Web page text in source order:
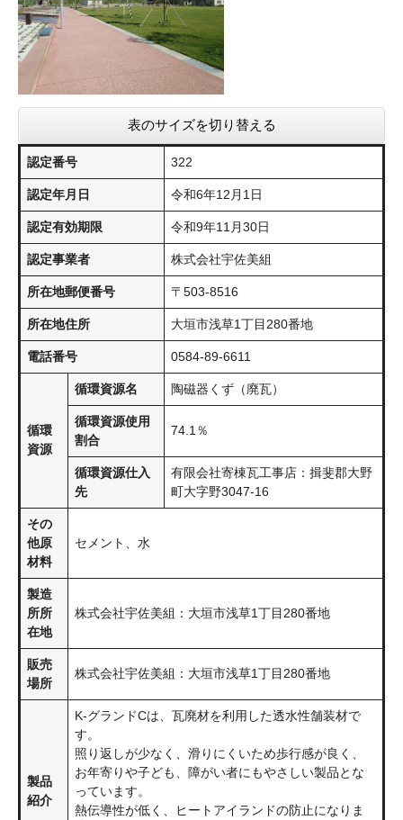
表のサイズを切り替える
認定番号 322
認定年月日 令和6年12月1日
認定有効期限 令和9年11月30日
認定事業者 株式会社宇佐美組
所在地郵便番号 〒503-8516
所在地住所 大垣市浅草1丁目280番地
電話番号 0584-89-6611
循環
資源
循環資源名 陶磁器くず（廃瓦）
循環資源使用
割合
74.1％
循環資源仕入
先
有限会社寄棟瓦工事店：揖斐郡大野
町大字野3047-16
その
他原
材料
セメント、水
製造
所所
在地
株式会社宇佐美組：大垣市浅草1丁目280番地
販売
場所
株式会社宇佐美組：大垣市浅草1丁目280番地
製品
紹介
K-グランドCは、瓦廃材を利用した透水性舗装材で
す。
照り返しが少なく、滑りにくいため歩行感が良く、
お年寄りや子ども、障がい者にもやさしい製品とな
っています。
熱伝導性が低く、ヒートアイランドの防止になりま